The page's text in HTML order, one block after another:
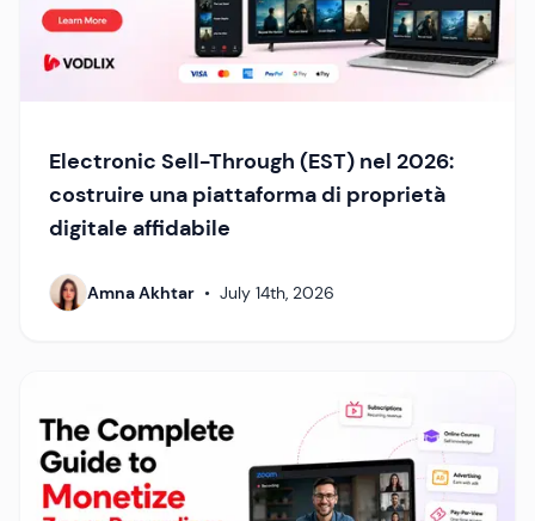
Electronic Sell-Through (EST) nel 2026:
costruire una piattaforma di proprietà
digitale affidabile
Amna Akhtar • July 14th, 2026